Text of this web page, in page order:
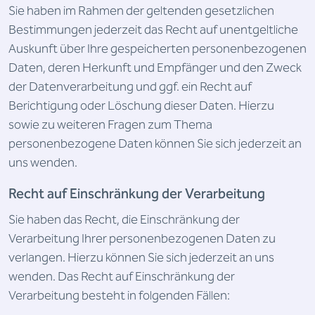
Sie haben im Rahmen der geltenden gesetzlichen
Bestimmungen jederzeit das Recht auf unentgeltliche
Auskunft über Ihre gespeicherten personenbezogenen
Daten, deren Herkunft und Empfänger und den Zweck
der Datenverarbeitung und ggf. ein Recht auf
Berichtigung oder Löschung dieser Daten. Hierzu
sowie zu weiteren Fragen zum Thema
personenbezogene Daten können Sie sich jederzeit an
uns wenden.
Recht auf Einschränkung der Verarbeitung
Sie haben das Recht, die Einschränkung der
Verarbeitung Ihrer personenbezogenen Daten zu
verlangen. Hierzu können Sie sich jederzeit an uns
wenden. Das Recht auf Einschränkung der
Verarbeitung besteht in folgenden Fällen: